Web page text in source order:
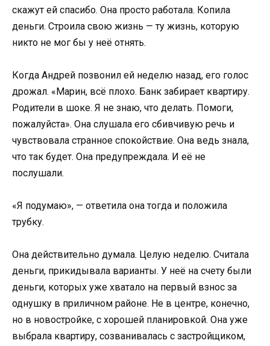
скажут ей спасибо. Она просто работала. Копила
деньги. Строила свою жизнь — ту жизнь, которую
никто не мог бы у неё отнять.
Когда Андрей позвонил ей неделю назад, его голос
дрожал. «Марин, всё плохо. Банк забирает квартиру.
Родители в шоке. Я не знаю, что делать. Помоги,
пожалуйста». Она слушала его сбивчивую речь и
чувствовала странное спокойствие. Она ведь знала,
что так будет. Она предупреждала. И её не
послушали.
«Я подумаю», — ответила она тогда и положила
трубку.
Она действительно думала. Целую неделю. Считала
деньги, прикидывала варианты. У неё на счету были
деньги, которых уже хватало на первый взнос за
однушку в приличном районе. Не в центре, конечно,
но в новостройке, с хорошей планировкой. Она уже
выбрала квартиру, созванивалась с застройщиком,